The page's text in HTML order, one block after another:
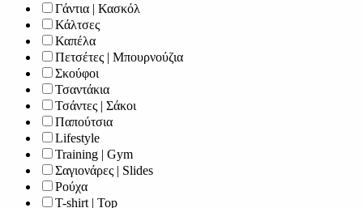
Γάντια | Κασκόλ
Κάλτσες
Καπέλα
Πετσέτες | Μπουρνούζια
Σκούφοι
Τσαντάκια
Τσάντες | Σάκοι
Παπούτσια
Lifestyle
Training | Gym
Σαγιονάρες | Slides
Ρούχα
T-shirt | Top